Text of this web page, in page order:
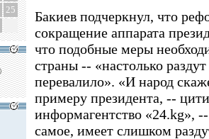
25
Бакиев подчеркнул, что
сокращение аппарата
что подобные меры
страны -- «настолько
перевалило». «И народ
примеру президента, --
информагентство «24.kg»,
самое, имеет слишком